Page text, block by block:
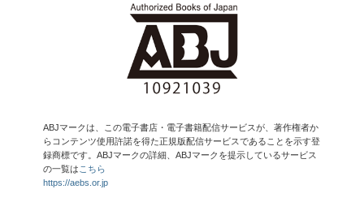
ABJマークは、この電子書店・電子書籍配信サービスが、著作権者か
らコンテンツ使用許諾を得た正規版配信サービスであることを示す登
録商標です。ABJマークの詳細、ABJマークを提示しているサービス
の一覧は こちら
https://aebs.or.jp